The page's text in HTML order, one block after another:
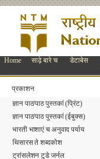
Home साढ़े बारे च डेटाबेस
प्रकाशन
ज्ञान पाठ/पाठ पुस्तकां (प्रिंट)
ज्ञान पाठ/पाठ पुस्तकां (ईबुक्स)
भारती भाशाएं च अनुवाद पर्याय
थिसारस ते शब्दकोश
ट्रांसलेशन टुडे जर्नल